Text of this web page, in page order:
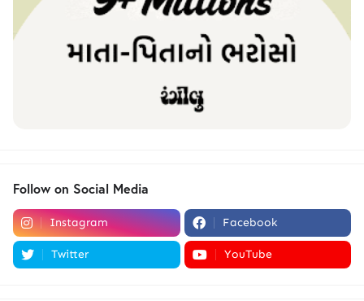
Follow on Social Media
Instagram Facebook
Twitter YouTube